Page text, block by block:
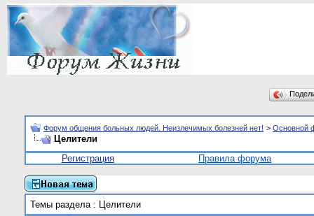
Форум общения больных людей. Неизлечимых болезней нет! > Основной
Целители
Регистрация
Правила форума
Темы раздела: Целители